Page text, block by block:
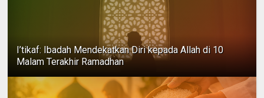
I’tikaf: Ibadah Mendekatkan Diri kepada Allah di 10
Malam Terakhir Ramadhan